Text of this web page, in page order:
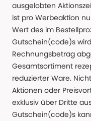
ausgelobten
ist pro Werbeaktion
Wert des im
Gutschein(code)s
Rechnungsbetrag
Gesamtsortiment
reduzierter Ware.
Aktionen oder
exklusiv über Dritte
Gutschein(code)s